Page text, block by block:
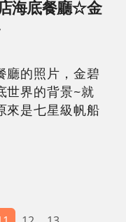
海底餐廳☆金
廳的照片，金碧
世界的背景~就
來是七星級帆船